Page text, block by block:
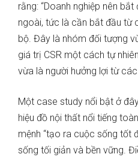
rằng: “Doanh nghiệp nên
ngoài, tức là cần bắt đầu từ
bộ. Đây là nhóm đối tượng
giá trị CSR một cách tự
vừa là người hưởng lợi từ các
Một case study nổi bật ở
hiệu đồ nội thất nổi tiếng
mệnh “tạo ra cuộc sống tốt
sống tối giản và bền vững.